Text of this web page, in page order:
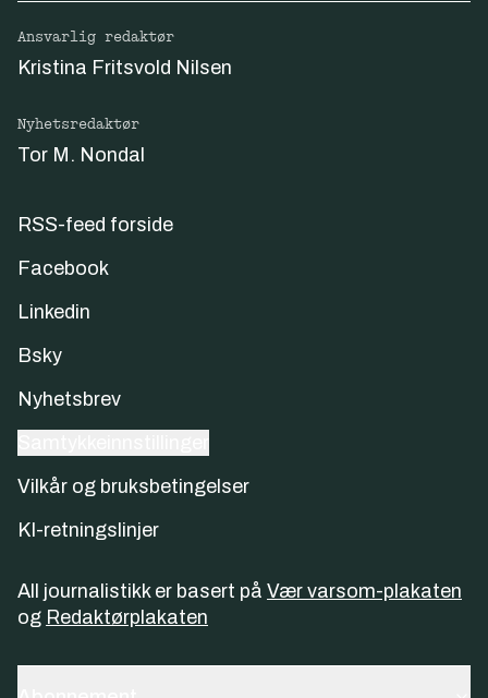
Ansvarlig redaktør
Kristina Fritsvold Nilsen
Nyhetsredaktør
Tor M. Nondal
RSS-feed forside
Facebook
Linkedin
Bsky
Nyhetsbrev
Vilkår og bruksbetingelser
KI-retningslinjer
All journalistikk er basert på Vær varsom-plakaten
og Redaktørplakaten